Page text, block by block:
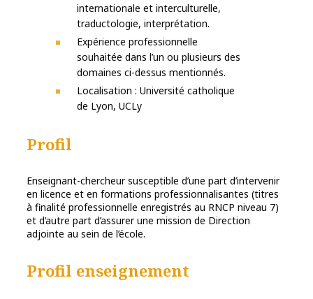
internationale et interculturelle,
traductologie, interprétation.
Expérience professionnelle
souhaitée dans l’un ou plusieurs des
domaines ci-dessus mentionnés.
Localisation : Université catholique
de Lyon, UCLy
Profil
Enseignant-chercheur susceptible d’une part d’intervenir
en licence et en formations professionnalisantes (titres
à finalité professionnelle enregistrés au RNCP niveau 7)
et d’autre part d’assurer une mission de Direction
adjointe au sein de l’école.
Profil enseignement